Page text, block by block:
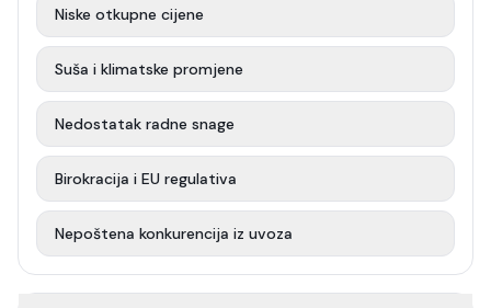
Niske otkupne cijene
Suša i klimatske promjene
Nedostatak radne snage
Birokracija i EU regulativa
Nepoštena konkurencija iz uvoza